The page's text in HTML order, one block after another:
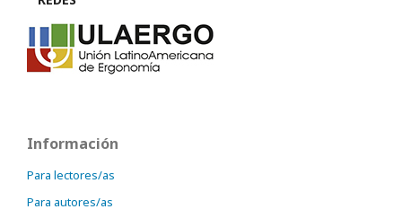
Información
Para lectores/as
Para autores/as